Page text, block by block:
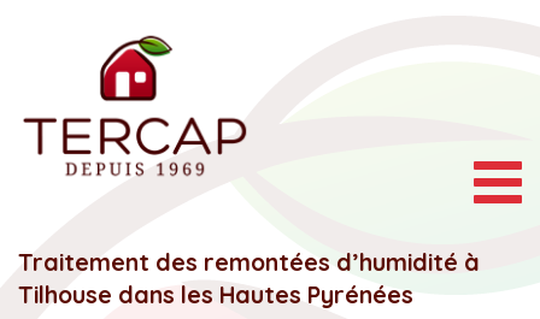
Traitement des remontées d’humidité à
Tilhouse dans les Hautes Pyrénées